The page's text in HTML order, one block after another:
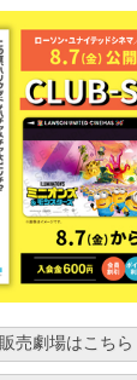
販売劇場はこちら